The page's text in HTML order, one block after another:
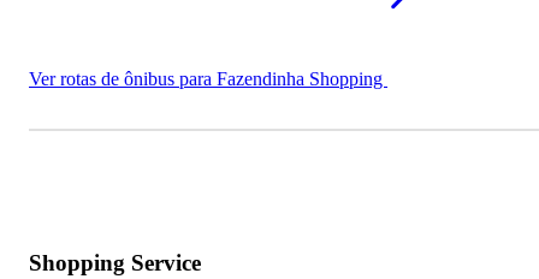
Ver rotas de ônibus para Fazendinha Shopping
Shopping Service